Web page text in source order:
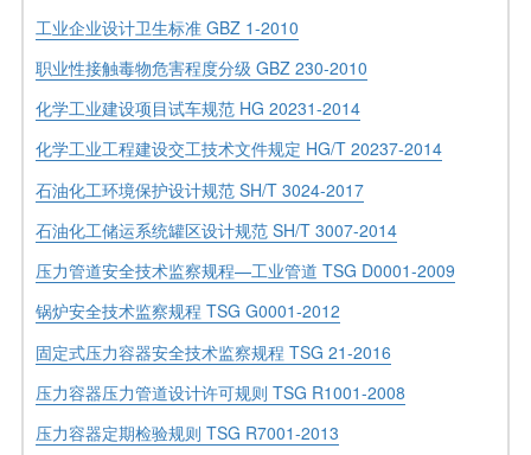
工业企业设计卫生标准 GBZ 1-2010
职业性接触毒物危害程度分级 GBZ 230-2010
化学工业建设项目试车规范 HG 20231-2014
化学工业工程建设交工技术文件规定 HG/T 20237-2014
石油化工环境保护设计规范 SH/T 3024-2017
石油化工储运系统罐区设计规范 SH/T 3007-2014
压力管道安全技术监察规程—工业管道 TSG D0001-2009
锅炉安全技术监察规程 TSG G0001-2012
固定式压力容器安全技术监察规程 TSG 21-2016
压力容器压力管道设计许可规则 TSG R1001-2008
压力容器定期检验规则 TSG R7001-2013